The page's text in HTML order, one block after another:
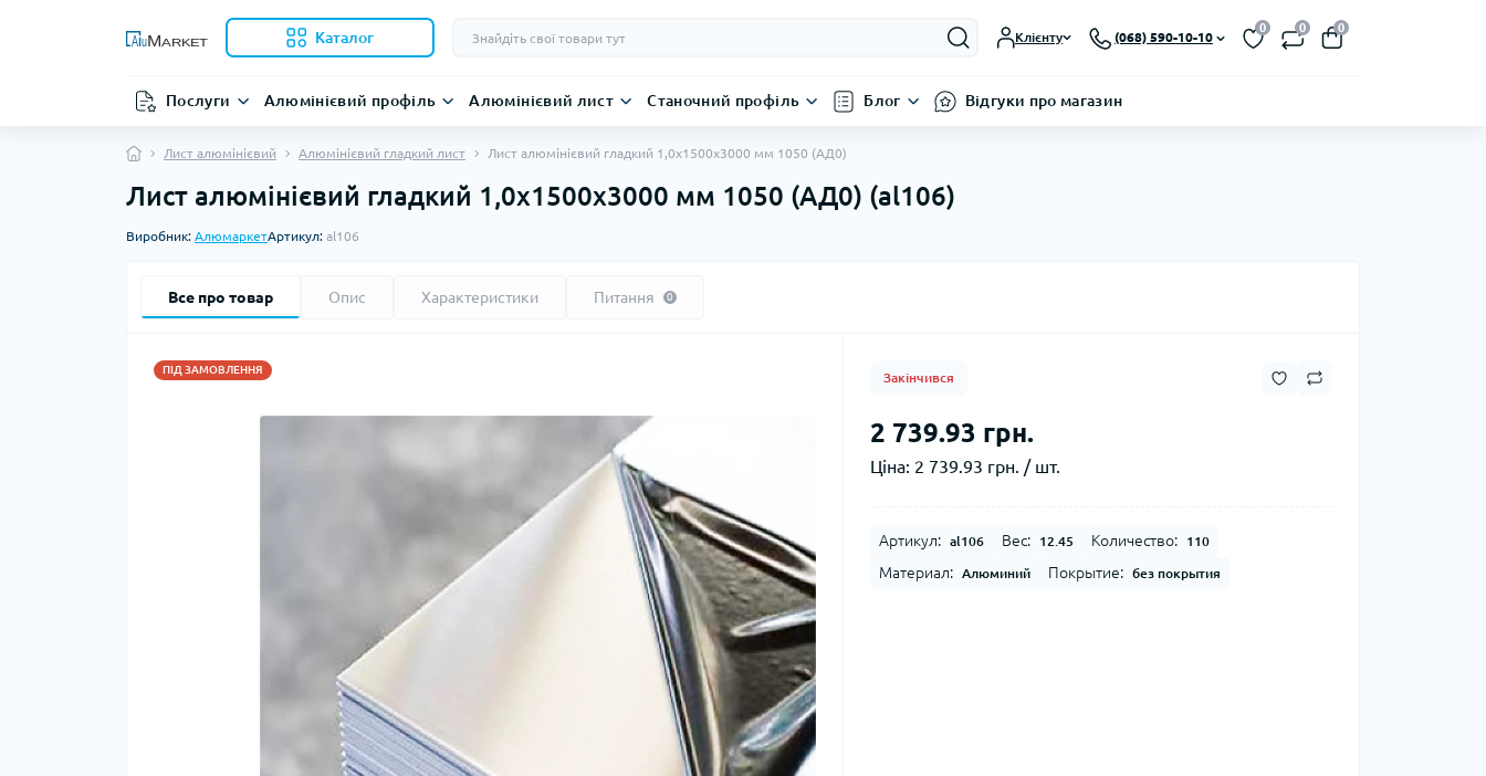
Каталог Клієнту (068) 590-10-10
0 0 0
Послуги Алюмінієвий профіль Алюмінієвий лист Станочний профіль Блог Відгуки про магазин
Лист алюмінієвий Алюмінієвий гладкий лист Лист алюмінієвий гладкий 1,0х1500х3000 мм 1050 (АД0)
Лист алюмінієвий гладкий 1,0х1500х3000 мм 1050 (АД0) (al106)
Виробник: АлюмаркетАртикул: al106
Все про товар Опис Характеристики Питання 0
ПІД ЗАМОВЛЕННЯ
Закінчився
2 739.93 грн.
Ціна: 2 739.93 грн. / шт.
Артикул: al106 Вес: 12.45 Количество: 110
Материал: Алюминий Покрытие: без покрытия